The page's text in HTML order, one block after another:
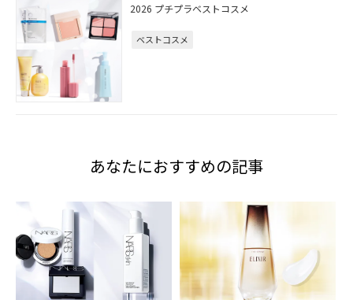
2026 プチプラベストコスメ
ベストコスメ
あなたにおすすめの記事